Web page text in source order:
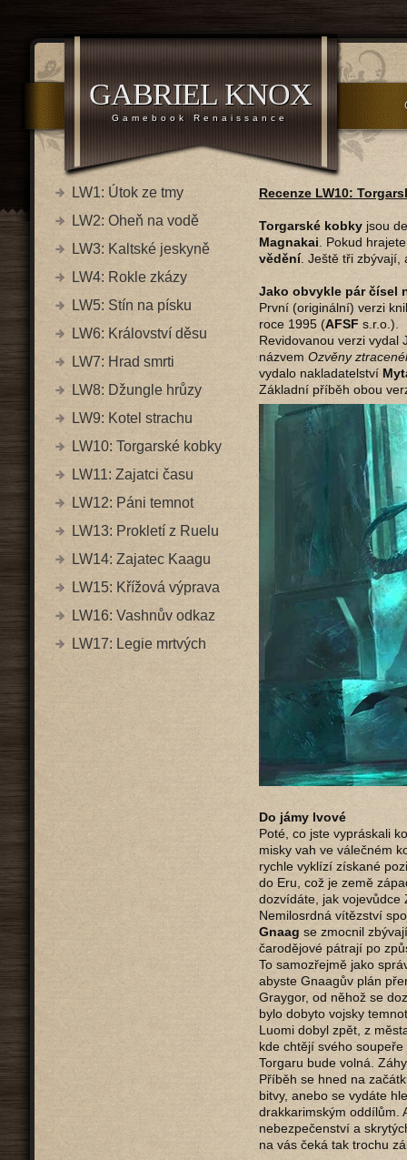
GABRIEL KNOX
Gamebook Renaissance
LW1: Útok ze tmy
LW2: Oheň na vodě
LW3: Kaltské jeskyně
LW4: Rokle zkázy
LW5: Stín na písku
LW6: Království děsu
LW7: Hrad smrti
LW8: Džungle hrůzy
LW9: Kotel strachu
LW10: Torgarské kobky
LW11: Zajatci času
LW12: Páni temnot
LW13: Prokletí z Ruelu
LW14: Zajatec Kaagu
LW15: Křížová výprava
LW16: Vashnův odkaz
LW17: Legie mrtvých
Recenze LW10:
Torgarské kobky jsou
Magnakai . Pokud
vědění. Ještě tři zbývají,
Jako obvykle pár čísel
První (originální) verzi
roce 1995 (AFSF s.r.o.).
Revidovanou verzi vydal
názvem Ozvěny
vydalo nakladatelství
Základní příběh obou
Do jámy lvové
Poté, co jste vypráskali
misky vah ve válečném
rychle vyklízí získané
do Eru, což je země
dozvídáte, jak vojevůdce
Nemilosrdná vítězství
Gnaag se zmocnil
čarodějové pátrají po
To samozřejmě jako
abyste Gnaagův plán
Graygor, od něhož se
bylo dobyto vojsky
Luomi dobyl zpět, z
kde chtějí svého
Torgaru bude volná.
Příběh se hned na
bitvy, anebo se vydáte
drakkarimským oddílům.
nebezpečenství a
na vás čeká tak trochu